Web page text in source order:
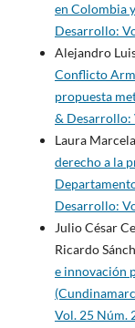
en Colombia
Desarrollo:
Alejandro
Conflicto
propuesta
& Desarrollo:
Laura
derecho a la
Desarrollo:
Julio César
Ricardo
e innovación
Vol. 25 Núm.